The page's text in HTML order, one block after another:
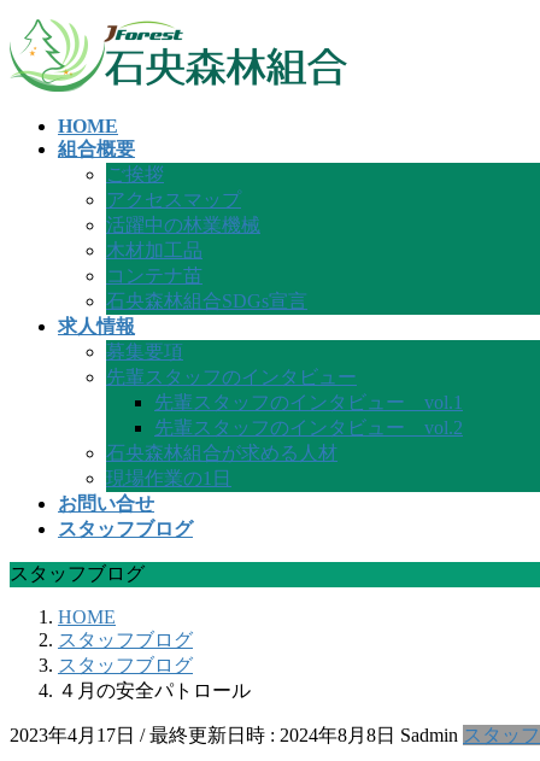
コ
ン
テ
ナ
ビ
ゲ
HOME
組合概要
ご挨拶
アクセスマップ
活躍中の林業機械
木材加工品
コンテナ苗
石央森林組合SDGs宣言
求人情報
募集要項
先輩スタッフのインタビュー
先輩スタッフのインタビュー vol.1
先輩スタッフのインタビュー vol.2
石央森林組合が求める人材
現場作業の1日
お問い合せ
スタッフブログ
スタッフブログ
HOME
スタッフブログ
スタッフブログ
４月の安全パトロール
2023年4月17日 / 最終更新日時 : 2024年8月8日 Sadmin スタッ